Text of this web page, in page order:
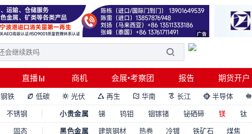
直播 商机 会展•考察团 报告 期货开户
钢铁  低碳  光伏  再生  华南  长江  半导体 
不锈钢 小贵金属 锑 钨钼 铟镓锗 铋硒碲 镁 钛
固态 黑色金属 建筑钢材 热卷 冷镀 铁矿石 煤焦